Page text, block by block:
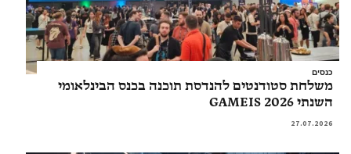
כנסים
משלחת סטודנטים להנדסת תוכנה בכנס הבינלאומי
השנתי GAMEIS 2026
27.07.2026